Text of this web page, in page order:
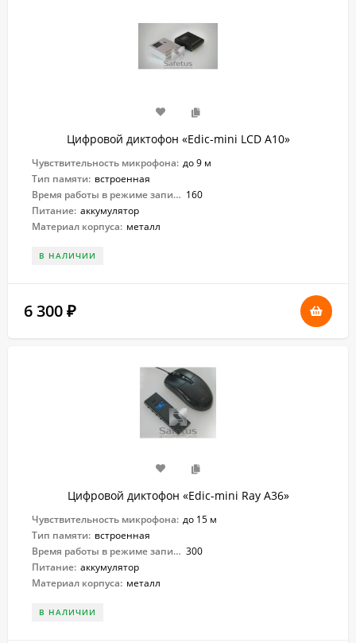
Цифровой диктофон «Edic-mini LCD A10»
Чувствительность микрофона: до 9 м
Тип памяти: встроенная
Время работы в режиме записи: 160
Питание: аккумулятор
Материал корпуса: металл
В НАЛИЧИИ
6 300 ₽
Цифровой диктофон «Edic-mini Ray A36»
Чувствительность микрофона: до 15 м
Тип памяти: встроенная
Время работы в режиме записи: 300
Питание: аккумулятор
Материал корпуса: металл
В НАЛИЧИИ